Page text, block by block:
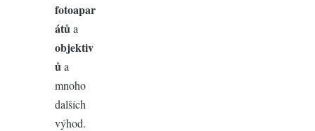
fotoapar
átů a
objektiv
ů a
mnoho
dalších
výhod.